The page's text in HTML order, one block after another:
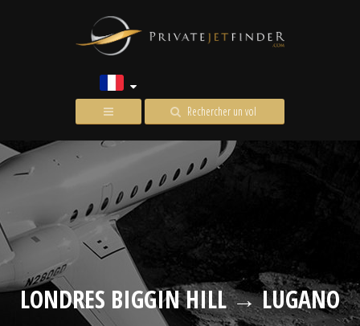
Rechercher un vol
LONDRES BIGGIN HILL → LUGANO